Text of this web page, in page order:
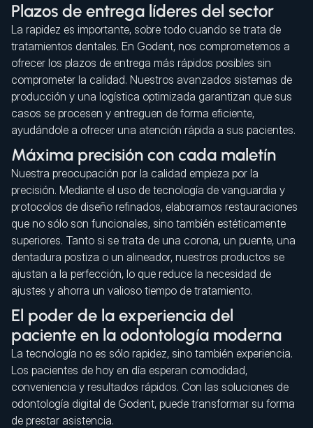
Plazos de entrega líderes del sector
La rapidez es importante, sobre todo cuando se trata de
tratamientos dentales. En Godent, nos comprometemos a
ofrecer los plazos de entrega más rápidos posibles sin
comprometer la calidad. Nuestros avanzados sistemas de
producción y una logística optimizada garantizan que sus
casos se procesen y entreguen de forma eficiente,
ayudándole a ofrecer una atención rápida a sus pacientes.
Máxima precisión con cada maletín
Nuestra preocupación por la calidad empieza por la
precisión. Mediante el uso de tecnología de vanguardia y
protocolos de diseño refinados, elaboramos restauraciones
que no sólo son funcionales, sino también estéticamente
superiores. Tanto si se trata de una corona, un puente, una
dentadura postiza o un alineador, nuestros productos se
ajustan a la perfección, lo que reduce la necesidad de
ajustes y ahorra un valioso tiempo de tratamiento.
El poder de la experiencia del
paciente en la odontología moderna
La tecnología no es sólo rapidez, sino también experiencia.
Los pacientes de hoy en día esperan comodidad,
conveniencia y resultados rápidos. Con las soluciones de
odontología digital de Godent, puede transformar su forma
de prestar asistencia.